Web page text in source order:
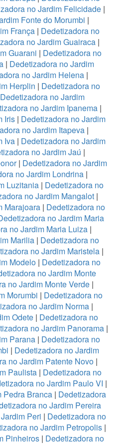
no Jardim Felicidade|
Fonte do Morumbi |
França| Dedetizadora no
no Jardim Guairaca |
Guarani | Dedetizadora no
| Dedetizadora no Jardim
no Jardim Helena|
Herplin | Dedetizadora no
Dedetizadora no Jardim
no Jardim Ipanema |
Iris| Dedetizadora no Jardim
no Jardim Itapeva |
Iva| Dedetizadora no Jardim
no Jardim Jaú |
| Dedetizadora no Jardim
no Jardim Londrina |
Luzitania| Dedetizadora no
no Jardim Mangalot|
Marajoara | Dedetizadora no
no Jardim Maria
no Jardim Maria Luiza |
Marilia | Dedetizadora no
no Jardim Maristela|
Modelo| Dedetizadora no
no Jardim Monte
no Jardim Monte Verde |
Morumbi | Dedetizadora no
no Jardim Norma|
Odete| Dedetizadora no
no Jardim Panorama |
Parana | Dedetizadora no
| Dedetizadora no Jardim
no Jardim Patente Novo |
Paulista | Dedetizadora no
no Jardim Paulo VI |
Pedra Branca | Dedetizadora
no Jardim Pereira
Peri | Dedetizadora no
no Jardim Petropolis |
Pinheiros | Dedetizadora no